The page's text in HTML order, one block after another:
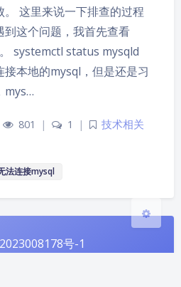
Sans Serif Serif
这里来说一下排查的过程
到这个问题，我首先查看
systemctl status mysqld
本地的mysql，但是还是习
mys…
801 | 1 |
技术相关
法连接mysql
号-1